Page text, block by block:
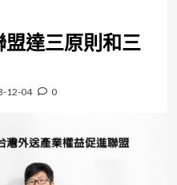
達三原則和三
12-04 0